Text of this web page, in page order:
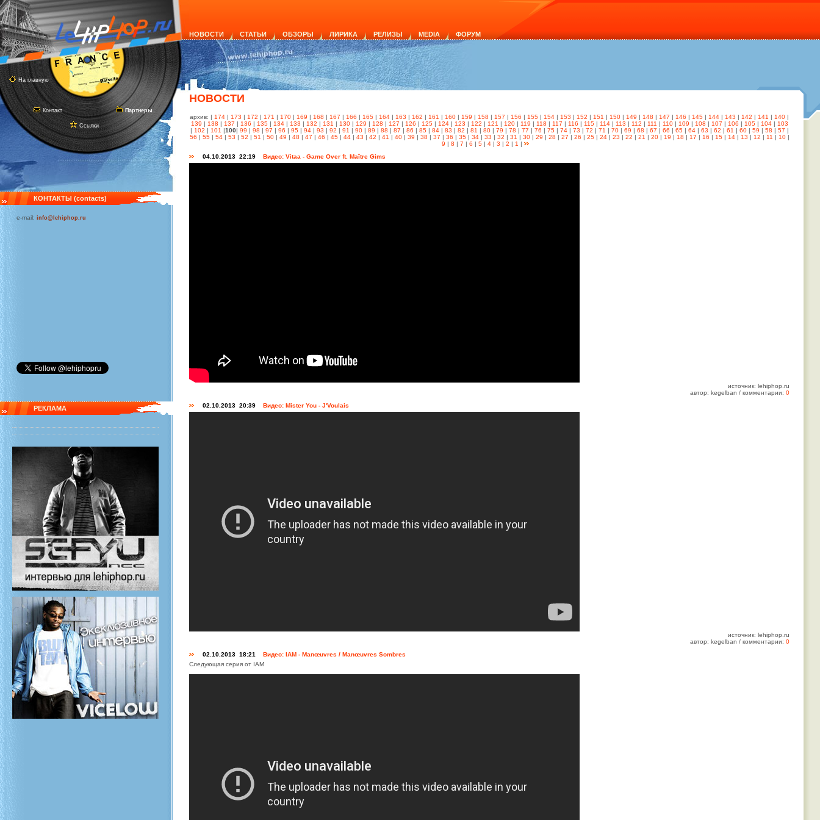
На главную
Контакт
Ссылки
Партнеры
НОВОСТИ СТАТЬИ ОБЗОРЫ ЛИРИКА РЕЛИЗЫ MEDIA ФОРУМ
НОВОСТИ
КОНТАКТЫ (contacts)
e-mail: info@lehiphop.ru
РЕКЛАМА
архив: | 174 | 173 | 172 | 171 | 170 | 169 | 168 | 167 | 166 | 165 | 164 | 163 | 162 | 161 | 160 | 159 | 158 | 157 | 156 | 155 | 154 | 153 | 152 | 151 | 150 | 149 | 148 | 147 | 146 | 145 | 144 | 143 | 142 | 141 | 140 |
139 | 138 | 137 | 136 | 135| 134| 133 | 132 | 131 | 130| 129 | 128 | 127 | 126 | 125| 124| 123 | 122 | 121 | 120| 119 | 118 | 117 | 116 | 115| 114| 113 | 112 | 111 | 110| 109 | 108 | 107 | 106 | 105| 104| 103
| 102 | 101 |100| 99 | 98 | 97 | 96 | 95| 94| 93 | 92 | 91 | 90| 89 | 88 | 87 | 86 | 85| 84| 83 | 82 | 81 | 80| 79 | 78 | 77 | 76 | 75| 74| 73 | 72 | 71 | 70| 69 | 68 | 67 | 66 | 65| 64| 63 | 62 | 61 | 60| 59 | 58 | 57 |
56 | 55| 54| 53 | 52 | 51 | 50| 49 | 48 | 47 | 46 | 45| 44| 43 | 42 | 41 | 40| 39 | 38 | 37 | 36 | 35| 34| 33 | 32 | 31 | 30| 29 | 28 | 27 | 26 | 25| 24| 23 | 22 | 21 | 20| 19 | 18 | 17 | 16 | 15| 14| 13 | 12 | 11 | 10|
9 | 8 | 7 | 6 | 5| 4| 3 | 2 | 1 |
04.10.2013 22:19 Видео: Vitaa - Game Over ft. Maître Gims
источник: lehiphop.ru
автор: kegelban / комментарии: 0
02.10.2013 20:39 Видео: Mister You - J'Voulais
источник: lehiphop.ru
автор: kegelban / комментарии: 0
02.10.2013 18:21 Видео: IAM - Manœuvres / Manœuvres Sombres
Следующая серия от IAM